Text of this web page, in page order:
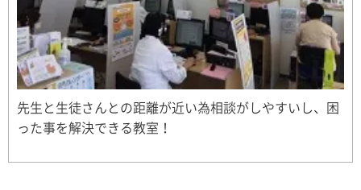
先生と生徒さんとの距離が近い為相談がしやすいし、困
った事を解決できる教室！